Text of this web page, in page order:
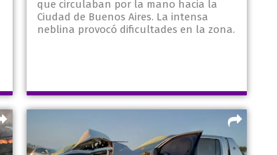
que circulaban por la mano hacia la
Ciudad de Buenos Aires. La intensa
neblina provocó dificultades en la zona.